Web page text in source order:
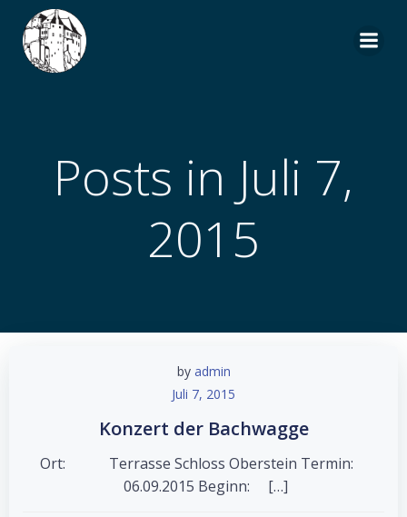
Posts in Juli 7,
2015
by admin
Juli 7, 2015
Konzert der Bachwagge
Ort: Terrasse Schloss Oberstein Termin:
06.09.2015 Beginn: […]